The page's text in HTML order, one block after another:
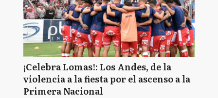
¡Celebra Lomas!: Los Andes, de la
violencia a la fiesta por el ascenso a la
Primera Nacional